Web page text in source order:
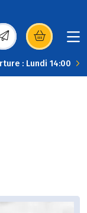
dans une
: Lundi 14:00